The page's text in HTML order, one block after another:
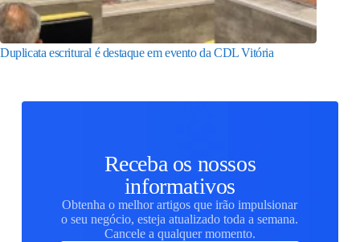
Duplicata escritural é destaque em evento da CDL Vitória
Receba os nossos
informativos
Obtenha o melhor artigos que irão impulsionar
o seu negócio, esteja atualizado toda a semana.
Cancele a qualquer momento.